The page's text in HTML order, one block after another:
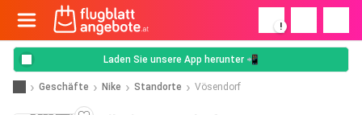
!
Laden Sie unsere App herunter 📲
Geschäfte Nike Standorte Vösendorf